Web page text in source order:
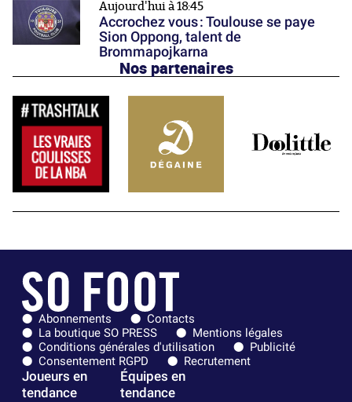
Aujourd'hui à 18:45
Accrochez vous : Toulouse se paye
Sion Oppong, talent de
Brommapojkarna
Nos partenaires
Abonnements
Contacts
La boutique SO PRESS
Mentions légales
Conditions générales d'utilisation
Publicité
Consentement RGPD
Recrutement
Joueurs en
tendance
Équipes en
tendance